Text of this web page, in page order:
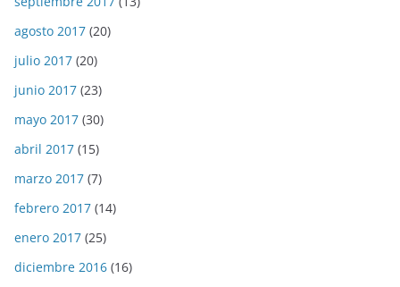
agosto 2017 (20)
julio 2017 (20)
junio 2017 (23)
mayo 2017 (30)
abril 2017 (15)
marzo 2017 (7)
febrero 2017 (14)
enero 2017 (25)
diciembre 2016 (16)